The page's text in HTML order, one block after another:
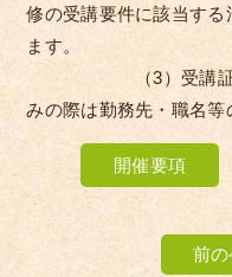
修の受講要件に該当す
ます。
（3）受講証明書
みの際は勤務先・職名等
開催要項
前の